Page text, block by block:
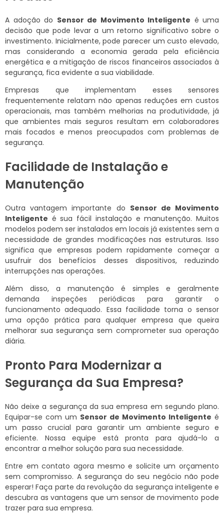
A adoção do Sensor de Movimento Inteligente é uma
decisão que pode levar a um retorno significativo sobre o
investimento. Inicialmente, pode parecer um custo elevado,
mas considerando a economia gerada pela eficiência
energética e a mitigação de riscos financeiros associados à
segurança, fica evidente a sua viabilidade.
Empresas que implementam esses sensores
frequentemente relatam não apenas reduções em custos
operacionais, mas também melhorias na produtividade, já
que ambientes mais seguros resultam em colaboradores
mais focados e menos preocupados com problemas de
segurança.
Facilidade de Instalação e
Manutenção
Outra vantagem importante do Sensor de Movimento
Inteligente é sua fácil instalação e manutenção. Muitos
modelos podem ser instalados em locais já existentes sem a
necessidade de grandes modificações nas estruturas. Isso
significa que empresas podem rapidamente começar a
usufruir dos benefícios desses dispositivos, reduzindo
interrupções nas operações.
Além disso, a manutenção é simples e geralmente
demanda inspeções periódicas para garantir o
funcionamento adequado. Essa facilidade torna o sensor
uma opção prática para qualquer empresa que queira
melhorar sua segurança sem comprometer sua operação
diária.
Pronto Para Modernizar a
Segurança da Sua Empresa?
Não deixe a segurança da sua empresa em segundo plano.
Equipar-se com um Sensor de Movimento Inteligente é
um passo crucial para garantir um ambiente seguro e
eficiente. Nossa equipe está pronta para ajudá-lo a
encontrar a melhor solução para sua necessidade.
Entre em contato agora mesmo e solicite um orçamento
sem compromisso. A segurança do seu negócio não pode
esperar! Faça parte da revolução da segurança inteligente e
descubra as vantagens que um sensor de movimento pode
trazer para sua empresa.